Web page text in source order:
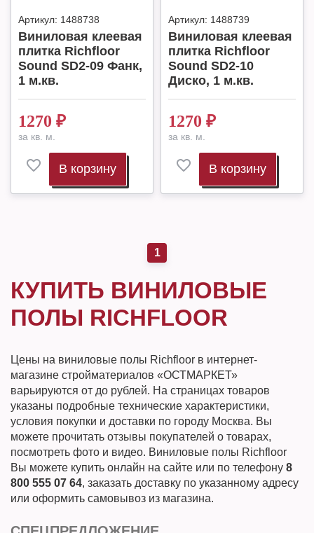
Артикул: 1488738
Виниловая клеевая
плитка Richfloor
Sound SD2-09 Фанк,
1 м.кв.
1270 ₽
за кв. м.
В корзину
Артикул: 1488739
Виниловая клеевая
плитка Richfloor
Sound SD2-10
Диско, 1 м.кв.
1270 ₽
за кв. м.
В корзину
1
КУПИТЬ ВИНИЛОВЫЕ
ПОЛЫ RICHFLOOR
Цены на виниловые полы Richfloor в интернет-
магазине стройматериалов «ОСТМАРКЕТ»
варьируются от до рублей. На страницах товаров
указаны подробные технические характеристики,
условия покупки и доставки по городу Москва. Вы
можете прочитать отзывы покупателей о товарах,
посмотреть фото и видео. Виниловые полы Richfloor
Вы можете купить онлайн на сайте или по телефону 8
800 555 07 64, заказать доставку по указанному адресу
или оформить самовывоз из магазина.